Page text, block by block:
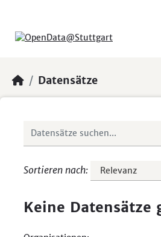
Datensätze
Sortieren nach
Keine Datensätze